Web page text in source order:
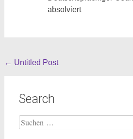
absolviert
Beitragsnavigation
← Untitled Post
Search
Suche
nach: